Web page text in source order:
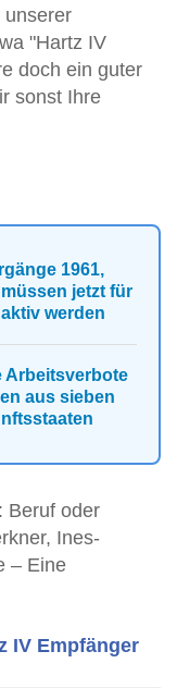
unserer
"Hartz IV
doch ein guter
sonst Ihre
1961,
jetzt für
werden
Arbeitsverbote
aus sieben
Beruf oder
Ines-
– Eine
IV Empfänger